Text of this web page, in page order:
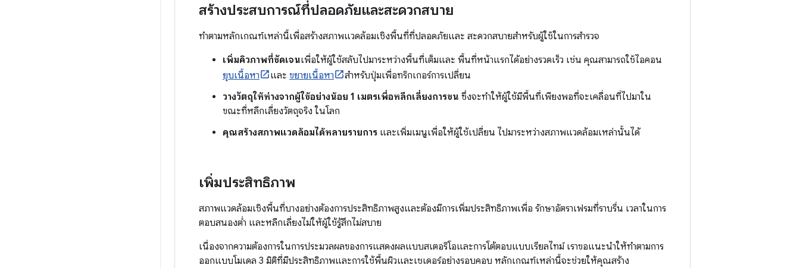
สร้างประสบการณ์ที่ปลอดภัยและสะดวกสบาย
ทำตามหลักเกณฑ์เหล่านี้เพื่อสร้างสภาพแวดล้อมเชิงพื้นที่ที่ปลอดภัยและ สะดวกสบายสำหรับผู้ใช้ในการสำรวจ
เพิ่มคิวภาพที่ชัดเจนเพื่อให้ผู้ใช้สลับไปมาระหว่างพื้นที่เต็มและ พื้นที่หน้าแรกได้อย่างรวดเร็ว เช่น คุณสามารถใช้ไอคอน
ยุบเนื้อหา
และ ขยายเนื้อหา
สำหรับปุ่มเพื่อทริกเกอร์การเปลี่ยน
วางวัตถุให้ห่างจากผู้ใช้อย่างน้อย 1 เมตรเพื่อหลีกเลี่ยงการชน ซึ่งจะทำให้ผู้ใช้มีพื้นที่เพียงพอที่จะเคลื่อนที่ไปมาใน
ขณะที่หลีกเลี่ยงวัตถุจริง ในโลก
คุณสร้างสภาพแวดล้อมได้หลายรายการ และเพิ่มเมนูเพื่อให้ผู้ใช้เปลี่ยน ไปมาระหว่างสภาพแวดล้อมเหล่านั้นได้
เพิ่มประสิทธิภาพ
สภาพแวดล้อมเชิงพื้นที่บางอย่างต้องการประสิทธิภาพสูงและต้องมีการเพิ่มประสิทธิภาพเพื่อ รักษาอัตราเฟรมที่ราบรื่น เวลาในการ
ตอบสนองต่ำ และหลีกเลี่ยงไม่ให้ผู้ใช้รู้สึกไม่สบาย
เนื่องจากความต้องการในการประมวลผลของการแสดงผลแบบสเตอริโอและการโต้ตอบแบบเรียลไทม์ เราขอแนะนำให้ทำตามการ
ออกแบบโมเดล 3 มิติที่มีประสิทธิภาพและการใช้พื้นผิวและเชเดอร์อย่างรอบคอบ หลักเกณฑ์เหล่านี้จะช่วยให้คุณสร้าง